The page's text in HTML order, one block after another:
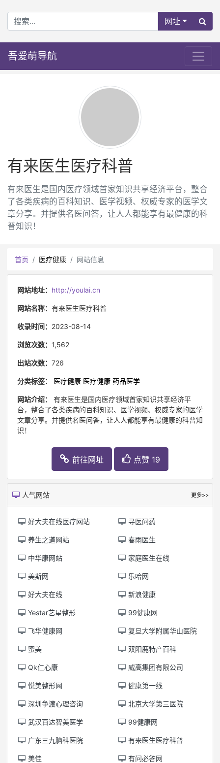
网址
吾爱萌导航
有来医生医疗科普
有来医生是国内医疗领域首家知识共享经济平台，整合
了各类疾病的百科知识、医学视频、权威专家的医学文
章分享。并提供名医问答，让人人都能享有最健康的科
普知识！
首页 医疗健康 网站信息
网站地址： http://youlai.cn
网站名称： 有来医生医疗科普
收录时间： 2023-08-14
浏览次数： 1,562
出站次数： 726
分类标签： 医疗健康 医疗健康 药品医学
网站介绍：
有来医生是国内医疗领域首家知识共享经济平
台，整合了各类疾病的百科知识、医学视频、权威专家的医学
文章分享。并提供名医问答，让人人都能享有最健康的科普知
识！
前往网址 点赞 19
人气网站 更多>>
好大夫在线医疗网站 寻医问药
养生之道网站 春雨医生
中华康网站 家庭医生在线
美斯网 乐哈网
好大夫在线 新浪健康
Yestar艺星整形 99健康网
飞华健康网 复旦大学附属华山医院
蜜美 双阳鹿特产百科
Qk仁心康 威高集团有限公司
悦美整形网 健康第一线
深圳争渡心理咨询 北京大学第三医院
武汉百达智美医学 99健康网
广东三九脑科医院 有来医生医疗科普
美佳 有问必答网